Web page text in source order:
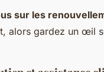
sur les
alors gardez un œil